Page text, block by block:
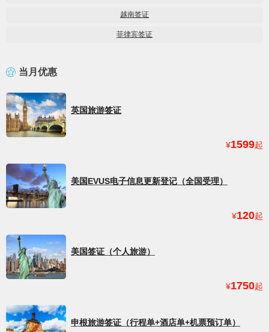
越南签证
菲律宾签证
当月优惠
英国旅游签证
¥1599起
美国EVUS电子信息更新登记（全国受理）
¥120起
美国签证（个人旅游）
¥1750起
申根旅游签证（行程单+酒店单+机票预订单）